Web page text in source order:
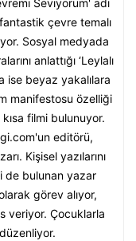
Seviyorum' adı
çevre temalı
Sosyal medyada
anlattığı ‘Leylalı
ise beyaz yakalılara
manifestosu özelliği
kısa filmi bulunuyor.
editörü,
Kişisel yazılarını
de bulunan yazar
görev alıyor,
veriyor. Çocuklarla